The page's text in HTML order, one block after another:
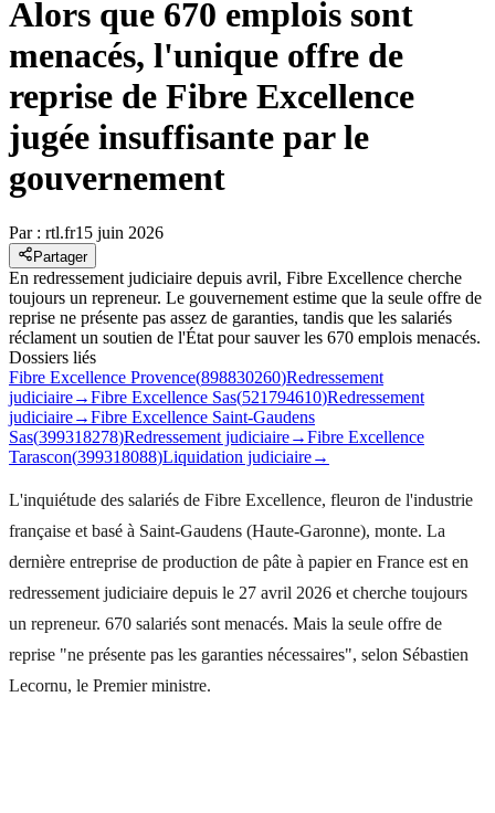
Alors que 670 emplois sont
menacés, l'unique offre de
reprise de Fibre Excellence
jugée insuffisante par le
gouvernement
Par : rtl.fr15 juin 2026
Partager
En redressement judiciaire depuis avril, Fibre Excellence cherche
toujours un repreneur. Le gouvernement estime que la seule offre de
reprise ne présente pas assez de garanties, tandis que les salariés
réclament un soutien de l'État pour sauver les 670 emplois menacés.
Dossiers liés
Fibre Excellence Provence(898830260)Redressement
judiciaire→Fibre Excellence Sas(521794610)Redressement
judiciaire→Fibre Excellence Saint-Gaudens
Sas(399318278)Redressement judiciaire→Fibre Excellence
Tarascon(399318088)Liquidation judiciaire→
L'inquiétude des salariés de Fibre Excellence, fleuron de l'industrie
française et basé à Saint-Gaudens (Haute-Garonne), monte. La
dernière entreprise de production de pâte à papier en France est en
redressement judiciaire depuis le 27 avril 2026 et cherche toujours
un repreneur. 670 salariés sont menacés. Mais la seule offre de
reprise "ne présente pas les garanties nécessaires", selon Sébastien
Lecornu, le Premier ministre.